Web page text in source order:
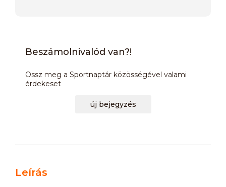
Beszámolnivalód van?!
Ossz meg a Sportnaptár közösségével valami
érdekeset
új bejegyzés
Leírás